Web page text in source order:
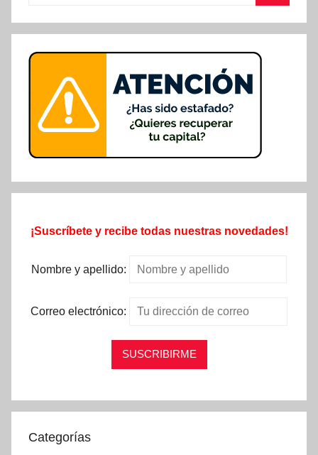
¡Suscríbete y recibe todas nuestras novedades!
Nombre y apellido:
Correo electrónico:
Categorías